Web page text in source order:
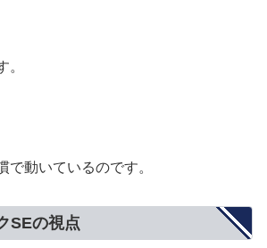
。
で動いているのです。
SEの視点